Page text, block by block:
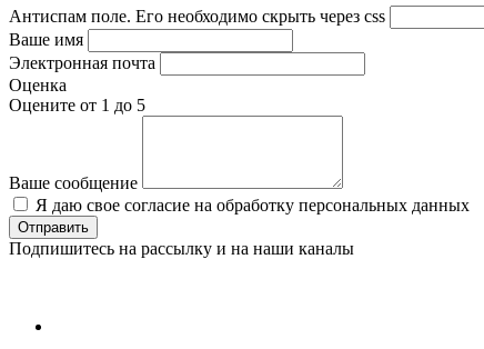
Антиспам поле. Его необходимо скрыть через css
Ваше имя
Электронная почта
Оценка
Оцените от 1 до 5
Ваше сообщение
Я даю свое согласие на обработку персональных данных
Подпишитесь на рассылку и на наши каналы